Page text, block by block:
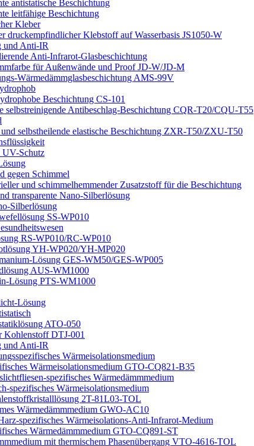
antistatische Beschichtung
leitfähige Beschichtung
Kleber
druckempfindlicher Klebstoff auf Wasserbasis JS1050-W
und Anti-IR
Anti-Infrarot-Glasbeschichtung
für Außenwände und Proof JD-W/JD-M
Wärmedämmglasbeschichtung AMS-99V
Beschichtung CS-101
selbstreinigende Antibeschlag-Beschichtung CQR-T20/CQU-T55
selbstheilende elastische Beschichtung ZXR-T50/ZXU-T50
Schutz
gegen Schimmel
und schimmelhemmender Zusatzstoff für die Beschichtung
transparente Nano-Silberlösung
Silberlösung
SS-WP010
RS-WP010/RC-WP010
YH-WP020/YH-MP020
Lösung GES-WM50/GES-WP005
AUS-WM1000
Lösung PTS-WM1000
Lösung
ATO-050
Kohlenstoff DTJ-001
und Anti-IR
Wärmeisolationsmedium
Wärmeisolationsmedium GTO-CQ821-B35
spezifisches Wärmedämmmedium
spezifisches Wärmeisolationsmedium
2T-81L03-TOL
Wärmedämmmedium GWO-AC10
spezifisches Wärmeisolations-Anti-Infrarot-Medium
Wärmedämmmedium GTO-CQ891-ST
mit thermischem Phasenübergang VTO-4616-TOL